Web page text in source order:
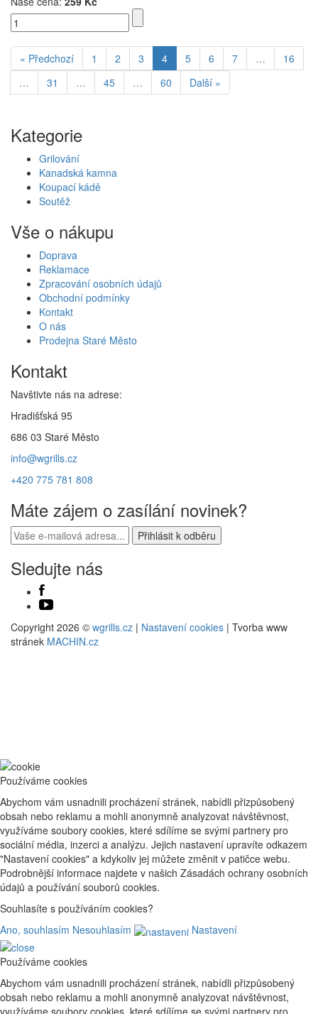
« Předchozí 1 2 3 4 5 6 7 …
16
…
31 … 45 … 60 Další »
Kategorie
Grilování
Kanadská kamna
Koupací kádě
Soutěž
Vše o nákupu
Doprava
Reklamace
Zpracování osobních údajů
Obchodní podmínky
Kontakt
O nás
Prodejna Staré Město
Kontakt
Navštivte nás na adrese:
Hradišťská 95
686 03 Staré Město
info@wgrills.cz
+420 775 781 808
Máte zájem o zasílání novinek?
Sledujte nás
Copyright 2026 © wgrills.cz | Nastavení cookies | Tvorba www
stránek MACHIN.cz
Používáme cookies
Abychom vám usnadnili procházení stránek, nabídli přizpůsobený
obsah nebo reklamu a mohli anonymně analyzovat návštěvnost,
využíváme soubory cookies, které sdílíme se svými partnery pro
sociální média, inzerci a analýzu. Jejich nastavení upravíte odkazem
"Nastavení cookies" a kdykoliv jej můžete změnit v patičce webu.
Podrobnější informace najdete v našich Zásadách ochrany osobních
údajů a používání souborů cookies.
Souhlasíte s používáním cookies?
Ano, souhlasím Nesouhlasím Nastavení
Používáme cookies
Abychom vám usnadnili procházení stránek, nabídli přizpůsobený
obsah nebo reklamu a mohli anonymně analyzovat návštěvnost,